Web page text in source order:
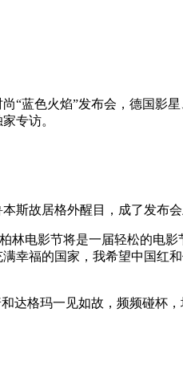
“蓝色火焰”发布会，德国影
专访。
斯故居格外醒目，成了发布会
林电影节将是一届轻松的电
幸福的国家，我希望中国红
达格玛一见如故，频频碰杯